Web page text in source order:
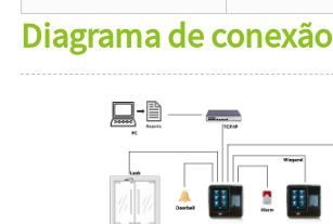
Diagrama de conexão